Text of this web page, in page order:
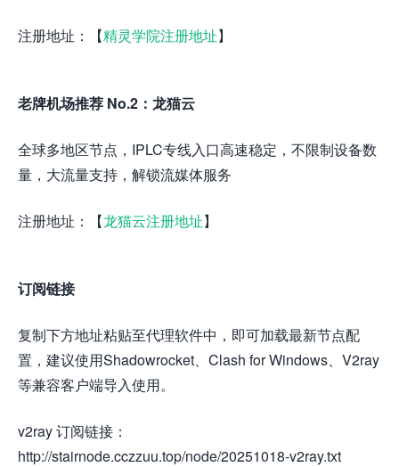
注册地址：【精灵学院注册地址】
老牌机场推荐 No.2：龙猫云
全球多地区节点，IPLC专线入口高速稳定，不限制设备数
量，大流量支持，解锁流媒体服务
注册地址：【龙猫云注册地址】
订阅链接
复制下方地址粘贴至代理软件中，即可加载最新节点配
置，建议使用Shadowrocket、Clash for Windows、V2ray
等兼容客户端导入使用。
v2ray 订阅链接：
http://stairnode.cczzuu.top/node/20251018-v2ray.txt